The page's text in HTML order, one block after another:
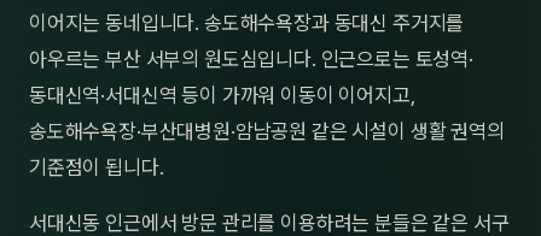
이어지는 동네입니다. 송도해수욕장과 동대신 주거지를
아우르는 부산 서부의 원도심입니다. 인근으로는 토성역·
동대신역·서대신역 등이 가까워 이동이 이어지고,
송도해수욕장·부산대병원·암남공원 같은 시설이 생활 권역의
기준점이 됩니다.
서대신동 인근에서 방문 관리를 이용하려는 분들은 같은 서구